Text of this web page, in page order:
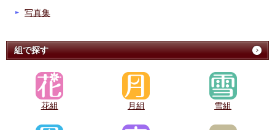
写真集
組で探す
花組 月組 雪組